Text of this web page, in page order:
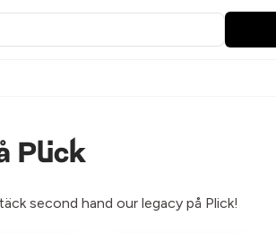
Plick
second hand our legacy på Plick!